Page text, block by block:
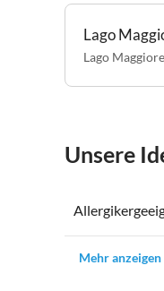
Lago
Lago
Unsere
Mehr anzeigen